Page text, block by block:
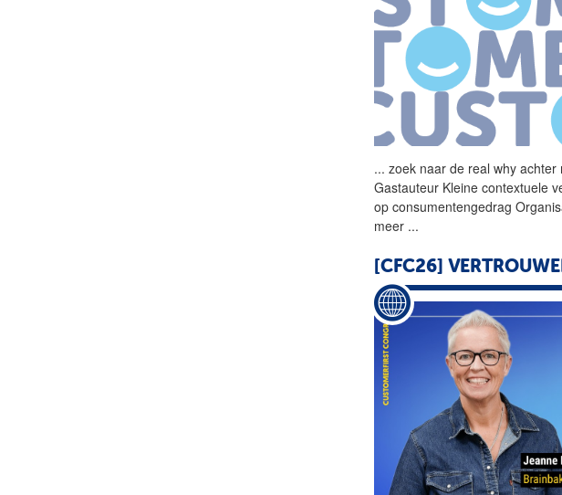
... zoek naar de real why achter
Gastauteur Kleine contextuele
op consumentengedrag
meer ...
[CFC26]